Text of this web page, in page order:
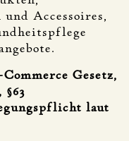
Accessoires,
Gesetz,
§63
laut